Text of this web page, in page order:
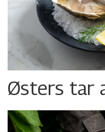
Østers tar